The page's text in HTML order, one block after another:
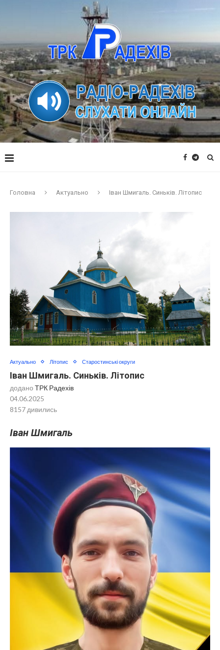
Головна Актуально Іван Шмигаль. Синьків. Літопис
Актуально Літопис Старостинські округи
Іван Шмигаль. Синьків. Літопис
додано ТРК Радехів
04.06.2025
8157 дивились
Іван Шмигаль